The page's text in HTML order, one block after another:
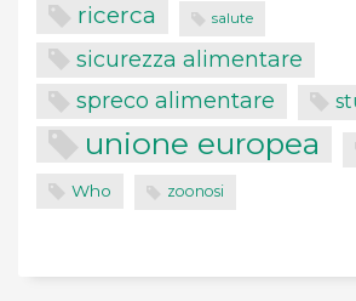
ricerca salute
sicurezza alimentare
spreco alimentare
unione europea
Who zoonosi